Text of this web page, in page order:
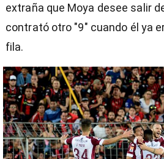
extraña que Moya desee salir
contrató otro "9" cuando él ya
fila.